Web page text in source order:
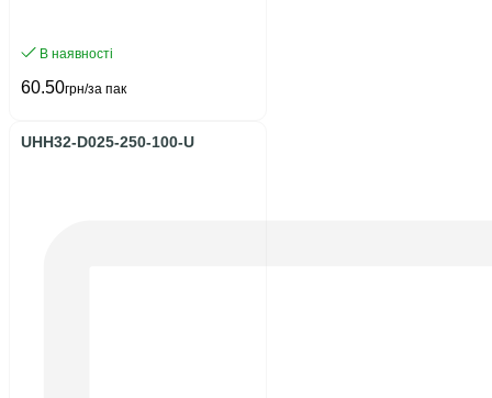
В наявності
60.50грн/за пак
UHH32-D025-250-100-U